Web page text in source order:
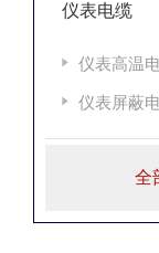
仪表电缆
仪表高温
仪表屏蔽
全